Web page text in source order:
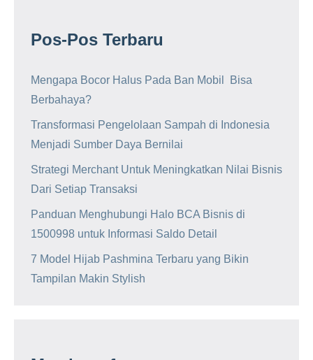
Pos-Pos Terbaru
Mengapa Bocor Halus Pada Ban Mobil Bisa
Berbahaya?
Transformasi Pengelolaan Sampah di Indonesia
Menjadi Sumber Daya Bernilai
Strategi Merchant Untuk Meningkatkan Nilai Bisnis
Dari Setiap Transaksi
Panduan Menghubungi Halo BCA Bisnis di
1500998 untuk Informasi Saldo Detail
7 Model Hijab Pashmina Terbaru yang Bikin
Tampilan Makin Stylish